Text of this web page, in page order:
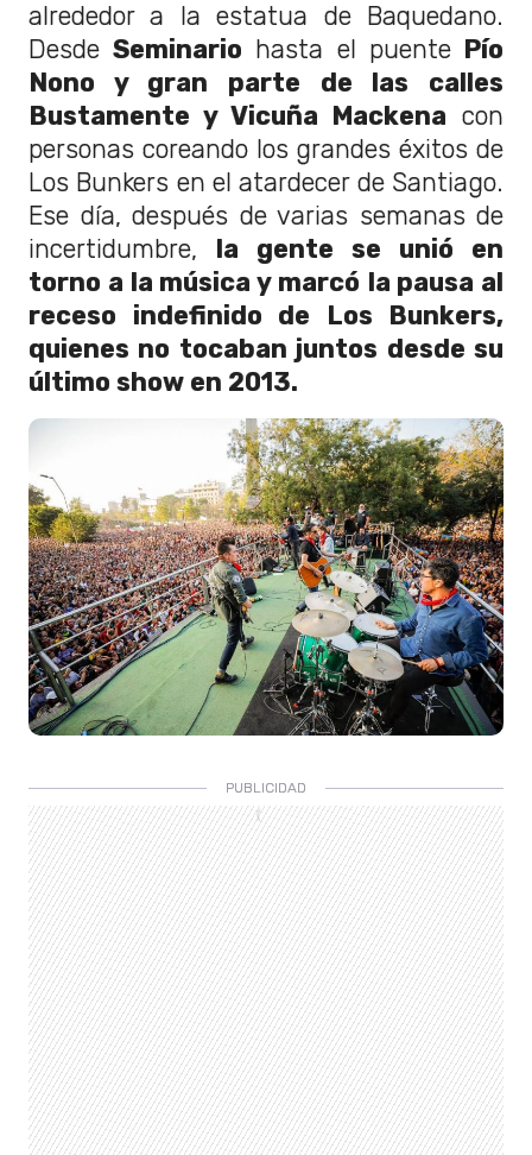
alrededor a la estatua de Baquedano.
DesdeSeminario hasta el puentePío
Nono y gran parte de las calles
Bustamente y Vicuña Mackena con
personas coreando los grandes éxitos de
Los Bunkers en el atardecer de Santiago.
Ese día, después de varias semanas de
incertidumbre, la gente se unió en
torno a la música y marcó la pausa al
receso indefinido de Los Bunkers,
quienes no tocaban juntos desde su
último show en 2013.